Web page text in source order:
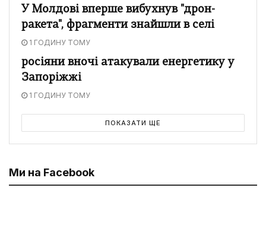
У Молдові вперше вибухнув "дрон-
ракета", фрагменти знайшли в селі
1 ГОДИНУ ТОМУ
росіяни вночі атакували енергетику у
Запоріжжі
1 ГОДИНУ ТОМУ
ПОКАЗАТИ ЩЕ
Ми на Facebook